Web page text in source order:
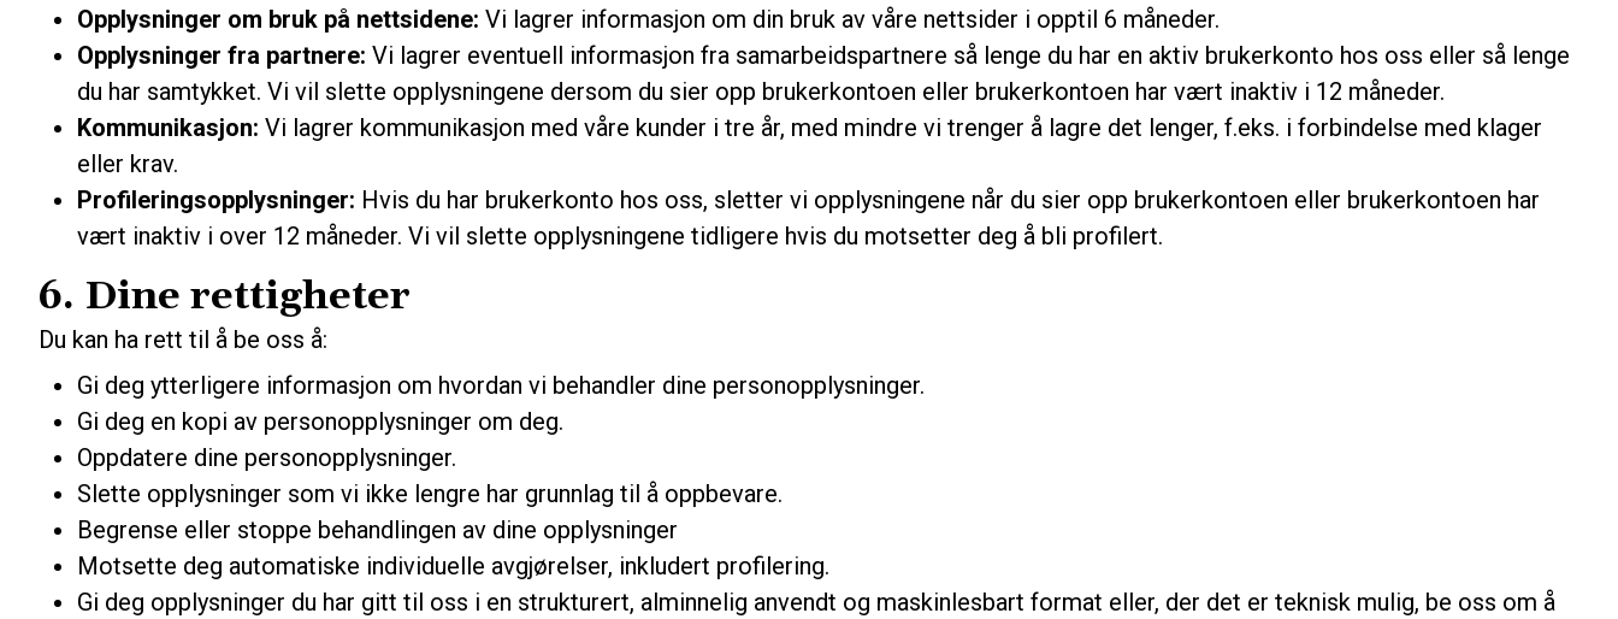
Opplysninger om bruk på nettsidene: Vi lagrer informasjon om din bruk av våre nettsider i opptil 6 måneder.
Opplysninger fra partnere: Vi lagrer eventuell informasjon fra samarbeidspartnere så lenge du har en aktiv brukerkonto hos oss eller så lenge
du har samtykket. Vi vil slette opplysningene dersom du sier opp brukerkontoen eller brukerkontoen har vært inaktiv i 12 måneder.
Kommunikasjon: Vi lagrer kommunikasjon med våre kunder i tre år, med mindre vi trenger å lagre det lenger, f.eks. i forbindelse med klager
eller krav.
Profileringsopplysninger: Hvis du har brukerkonto hos oss, sletter vi opplysningene når du sier opp brukerkontoen eller brukerkontoen har
vært inaktiv i over 12 måneder. Vi vil slette opplysningene tidligere hvis du motsetter deg å bli profilert.
6. Dine rettigheter
Du kan ha rett til å be oss å:
Gi deg ytterligere informasjon om hvordan vi behandler dine personopplysninger.
Gi deg en kopi av personopplysninger om deg.
Oppdatere dine personopplysninger.
Slette opplysninger som vi ikke lengre har grunnlag til å oppbevare.
Begrense eller stoppe behandlingen av dine opplysninger
Motsette deg automatiske individuelle avgjørelser, inkludert profilering.
Gi deg opplysninger du har gitt til oss i en strukturert, alminnelig anvendt og maskinlesbart format eller, der det er teknisk mulig, be oss om å